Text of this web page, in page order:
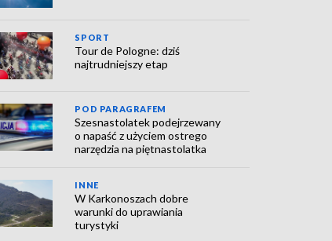
SPORT
Tour de Pologne: dziś
najtrudniejszy etap
POD PARAGRAFEM
Szesnastolatek podejrzewany
o napaść z użyciem ostrego
narzędzia na piętnastolatka
INNE
W Karkonoszach dobre
warunki do uprawiania
turystyki